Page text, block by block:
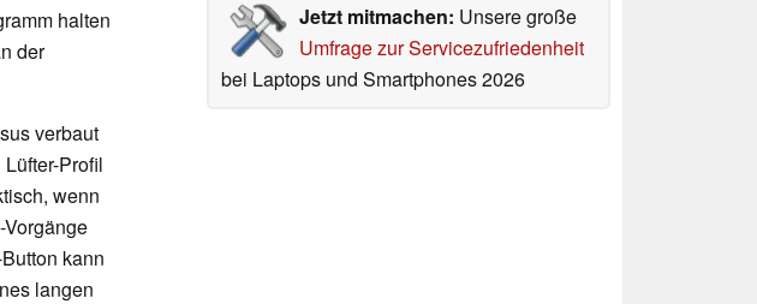
Jetzt mitmachen: Unsere große
Umfrage zur Servicezufriedenheit
bei Laptops und Smartphones 2026
halten
der
verbaut
Profil
wenn
kann
langen